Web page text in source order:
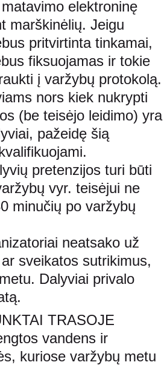
elektroninę
marškinėlių. Jeigu
pritvirtinta tinkamai,
fiksuojamas ir tokie
į varžybų protokolą.
nors kiek nukrypti
(be teisėjo leidimo) yra
pažeidę šią
pretenzijos turi būti
vyr. teisėjui ne
minučių po varžybų
neatsako už
sveikatos sutrikimus,
Dalyviai privalo
TRASOJE
vandens ir
kuriose varžybų metu